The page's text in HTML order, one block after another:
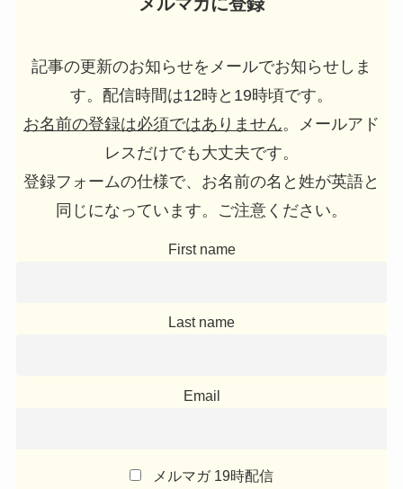
記事の更新のお知らせをメールでお知らせしま
す。配信時間は12時と19時頃です。
お名前の登録は必須ではありません。メールアド
レスだけでも大丈夫です。
登録フォームの仕様で、お名前の名と姓が英語と
同じになっています。ご注意ください。
First name
Last name
Email
メルマガ 19時配信